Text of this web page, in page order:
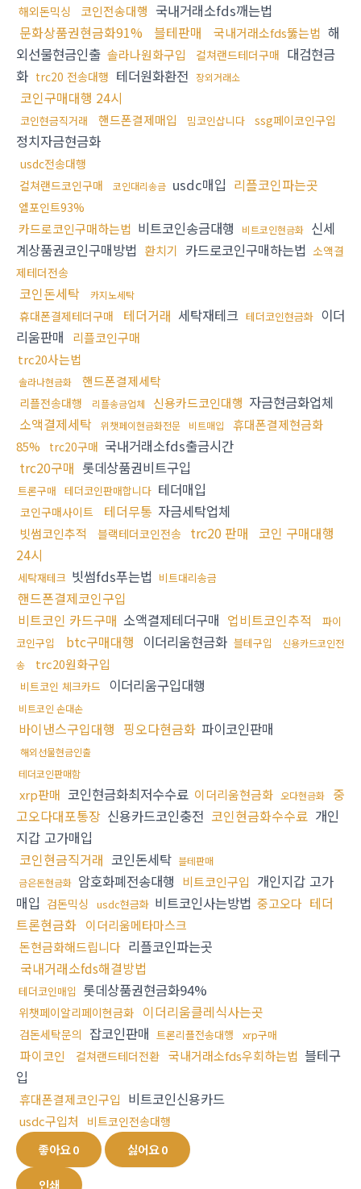
해외돈믹싱 코인전송대행 국내거래소fds깨는법
문화상품권현금화91%
블테판매 국내거래소fds뚫는법 해
외선물현금인출 솔라나원화구입 컬쳐랜드테더구매 대검현금
화 trc20 전송대행 테더원화환전 장외거래소
코인구매대행 24시
코인현금직거래 핸드폰결제매입 밈코인삽니다 ssg페이코인구입
정치자금현금화
usdc전송대행
컬쳐랜드코인구매
코인대리송금 usdc매입 리플코인파는곳
엘포인트93%
카드로코인구매하는법 비트코인송금대행 비트코인현금화 신세
계상품권코인구매방법 환치기 카드로코인구매하는법 소액결
제테더전송
코인돈세탁 카지노세탁
휴대폰결제테더구매 테더거래 세탁재테크 테더코인현금화 이더
리움판매
리플코인구매
trc20사는법
솔라나현금화 핸드폰결제세탁
리플전송대행 리플송금업체 신용카드코인대행 자금현금화업체
소액결제세탁
위챗페이현금화전문 비트매입
휴대폰결제현금화
85%
trc20구매 국내거래소fds출금시간
trc20구매 롯데상품권비트구입
트론구매 테더코인판매합니다 테더매입
코인구매사이트 테더무통 자금세탁업체
빗썸코인추적 블랙테더코인전송 trc20 판매 코인 구매대행
24시
세탁재테크 빗썸fds푸는법 비트대리송금
핸드폰결제코인구입
비트코인 카드구매 소액결제테더구매 업비트코인추적
파이
코인구입
btc구매대행 이더리움현금화 블테구입
신용카드코인전
송
trc20원화구입
비트코인 체크카드 이더리움구입대행
비트코인 손대손
바이낸스구입대행 핑오다현금화 파이코인판매
해외선물현금인출
테더코인판매함
xrp판매 코인현금화최저수수료 이더리움현금화 오다현금화
중
고오다대포통장 신용카드코인충전 코인현금화수수료 개인
지갑 고가매입
코인현금직거래 코인돈세탁 블테판매
금은돈현금화 암호화폐전송대행 비트코인구입 개인지갑 고가
매입 검돈믹싱 usdc현금화 비트코인사는방법 중고오다 테더
트론현금화 이더리움메타마스크
돈현금화해드립니다 리플코인파는곳
국내거래소fds해결방법
테더코인매입 롯데상품권현금화94%
위챗페이알리페이현금화 이더리움클레식사는곳
검돈세탁문의 잡코인판매 트론리플전송대행 xrp구매
파이코인 컬쳐랜드테더전환 국내거래소fds우회하는법 블테구
입
휴대폰결제코인구입 비트코인신용카드
usdc구입처 비트코인전송대행
좋아요0 싫어요0
인쇄